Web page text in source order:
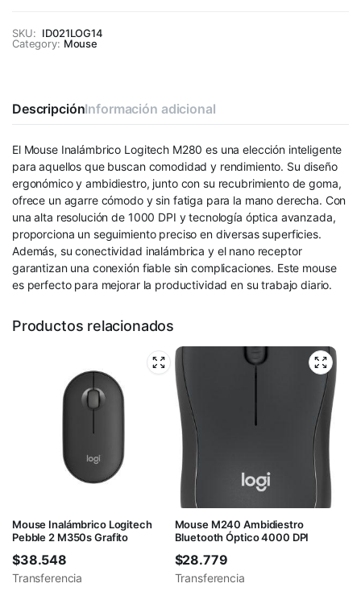
SKU: ID021LOG14
Category: Mouse
DescripciónInformación adicional
El Mouse Inalámbrico Logitech M280 es una elección inteligente
para aquellos que buscan comodidad y rendimiento. Su diseño
ergonómico y ambidiestro, junto con su recubrimiento de goma,
ofrece un agarre cómodo y sin fatiga para la mano derecha. Con
una alta resolución de 1000 DPI y tecnología óptica avanzada,
proporciona un seguimiento preciso en diversas superficies.
Además, su conectividad inalámbrica y el nano receptor
garantizan una conexión fiable sin complicaciones. Este mouse
es perfecto para mejorar la productividad en su trabajo diario.
Productos relacionados
Mouse Inalámbrico Logitech
Pebble 2 M350s Grafito
$38.548
Transferencia
Mouse M240 Ambidiestro
Bluetooth Óptico 4000 DPI
$28.779
Transferencia